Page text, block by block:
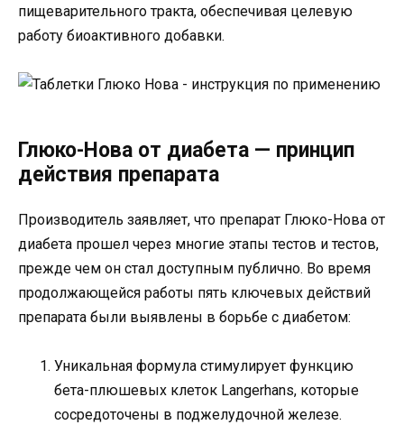
пищеварительного тракта, обеспечивая целевую
работу биоактивного добавки.
Глюко-Нова от диабета — принцип
действия препарата
Производитель заявляет, что препарат Глюко-Нова от
диабета прошел через многие этапы тестов и тестов,
прежде чем он стал доступным публично. Во время
продолжающейся работы пять ключевых действий
препарата были выявлены в борьбе с диабетом:
Уникальная формула стимулирует функцию
бета-плюшевых клеток Langerhans, которые
сосредоточены в поджелудочной железе.